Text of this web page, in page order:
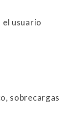
usuario
sobrecargas